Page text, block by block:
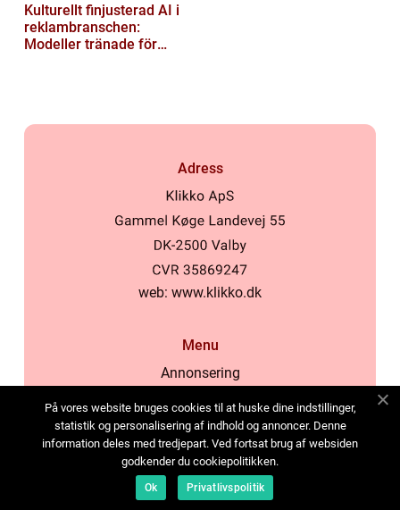
Kulturellt finjusterad AI i
reklambranschen:
Modeller tränade för
Adress
web: www.klikko.dk
Menu
Annonsering
Cookies
Kontakta oss
Sitemap
På vores website bruges cookies til at huske dine indstillinger,
statistik og personalisering af indhold og annoncer. Denne
information deles med tredjepart. Ved fortsat brug af websiden
godkender du cookiepolitikken.
Ok Privatlivspolitik